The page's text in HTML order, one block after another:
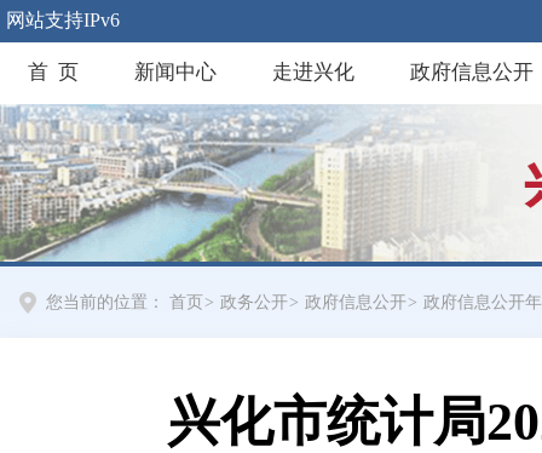
网站支持IPv6
首 页 新闻中心 走进兴化 政府信息公开
您当前的位置： 首页 > 政务公开> 政府信息公开> 政府信息公开
兴化市统计局